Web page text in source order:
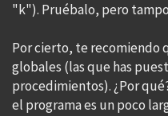
"k"). Pruébalo, pero
Por cierto, te recomiendo
globales (las que has
procedimientos). ¿Por
el programa es un poco